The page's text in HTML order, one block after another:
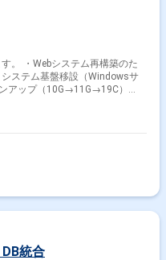
。 ・Webシステム再構築のた
ステム基盤移設（Windowsサ
アップ（10G→11G→19C）
統合